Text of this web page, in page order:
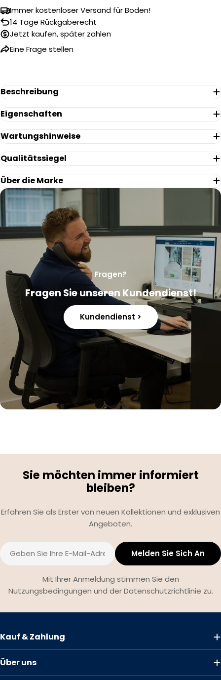
Immer kostenloser Versand für Boden!
14 Tage Rückgaberecht
Jetzt kaufen, später zahlen
Eine Frage stellen
Ihr
Name
Ihre
Telefon
Nachricht
Die mit * gekennzeichneten Felder sind Pflichtfelder.
Frage Senden
Fragen?
Fragen Sie unseren Kundendienst!
Kundendienst >
Beschreibung
Eigenschaften
Wartungshinweise
Qualitätssiegel
Über die Marke
Sie möchten immer informiert
bleiben?
Erfahren Sie als Erster von neuen Kollektionen und exklusiven
Angeboten.
E-
Mail
Melden Sie Sich An
Mit Ihrer Anmeldung stimmen Sie den
Nutzungsbedingungen und der Datenschutzrichtlinie zu.
Kauf & Zahlung
Über uns